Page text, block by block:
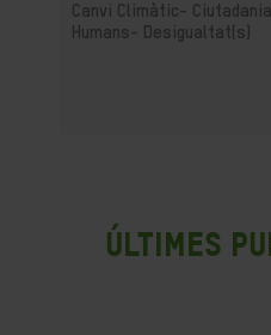
Canvi Climàtic-
Humans-
Desigualtat(s)
últimes